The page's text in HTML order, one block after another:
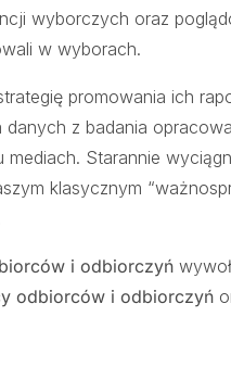
wyborczych oraz
w wyborach.
promowania ich
z badania
Starannie
klasycznym
i odbiorczyń
odbiorców i odbiorczyń